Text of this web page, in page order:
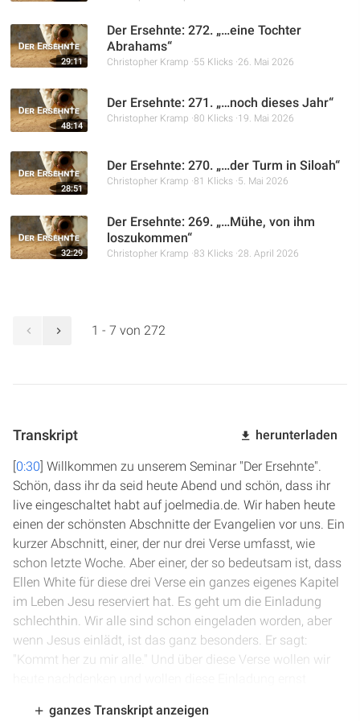
29:11
Der Ersehnte: 272. „…eine Tochter
Abrahams“
Christopher Kramp 55 Klicks 26. Mai 2026
48:14
Der Ersehnte: 271. „…noch dieses Jahr“
Christopher Kramp 80 Klicks 19. Mai 2026
28:51
Der Ersehnte: 270. „…der Turm in Siloah“
Christopher Kramp 81 Klicks 5. Mai 2026
32:29
Der Ersehnte: 269. „…Mühe, von ihm
loszukommen“
Christopher Kramp 83 Klicks 28. April 2026
1 - 7 von 272
Transkript herunterladen
[0:30] Willkommen zu unserem Seminar "Der Ersehnte".
Schön, dass ihr da seid heute Abend und schön, dass ihr
live eingeschaltet habt auf joelmedia.de. Wir haben heute
einen der schönsten Abschnitte der Evangelien vor uns. Ein
kurzer Abschnitt, einer, der nur drei Verse umfasst, wie
schon letzte Woche. Aber einer, der so bedeutsam ist, dass
Ellen White für diese drei Verse ein ganzes eigenes Kapitel
im Leben Jesu reserviert hat. Es geht um die Einladung
schlechthin. Wir alle sind schon eingeladen worden, aber
wenn Jesus einlädt, ist das ganz besonders. Er sagt:
"Kommt her zu mir alle." Und über diese Verse wollen wir
unser Herz einladen und sein Wort studieren.
ganzes Transkript anzeigen